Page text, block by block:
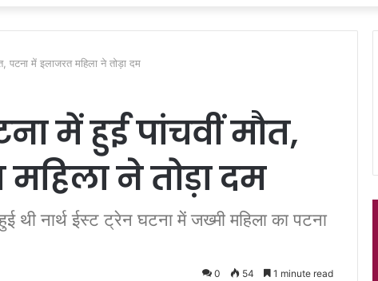
पटना में इलाजरत महिला ने तोड़ा दम
में हुई पांचवीं मौत,
ने तोड़ा दम
थी नार्थ ईस्ट ट्रेन घटना में जख्मी महिला का पटना
0 54 1 minute read